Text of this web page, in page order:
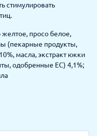
стимулировать
просо белое,
(пекарные продукты,
масла, экстракт юкки
одобренные ЕС) 4,1%;